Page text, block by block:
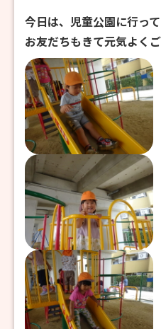
今日は、児童公園に行っ
お友だちもきて元気よく